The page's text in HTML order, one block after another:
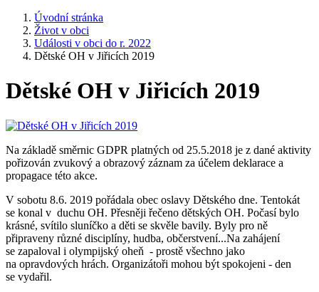
Úvodní stránka
Život v obci
Události v obci do r. 2022
Dětské OH v Jiřicích 2019
Dětské OH v Jiřicích 2019
Na základě směrnic GDPR platných od 25.5.2018 je z dané aktivity
pořizován zvukový a obrazový záznam za účelem deklarace a
propagace této akce.
V sobotu 8.6. 2019 pořádala obec oslavy Dětského dne. Tentokát
se konal v duchu OH. Přesněji řečeno dětských OH. Počasí bylo
krásné, svítilo sluníčko a děti se skvěle bavily. Byly pro ně
připraveny různé disciplíny, hudba, občerstvení...Na zahájení
se zapaloval i olympijský oheň - prostě všechno jako
na opravdových hrách. Organizátoři mohou být spokojeni - den
se vydařil.